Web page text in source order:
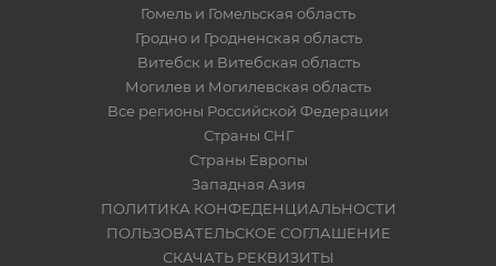
Гомель и Гомельская область
Гродно и Гродненская область
Витебск и Витебская область
Могилев и Могилевская область
Все регионы Российской Федерации
Страны СНГ
Страны Европы
Западная Азия
ПОЛИТИКА КОНФЕДЕНЦИАЛЬНОСТИ
ПОЛЬЗОВАТЕЛЬСКОЕ СОГЛАШЕНИЕ
СКАЧАТЬ РЕКВИЗИТЫ